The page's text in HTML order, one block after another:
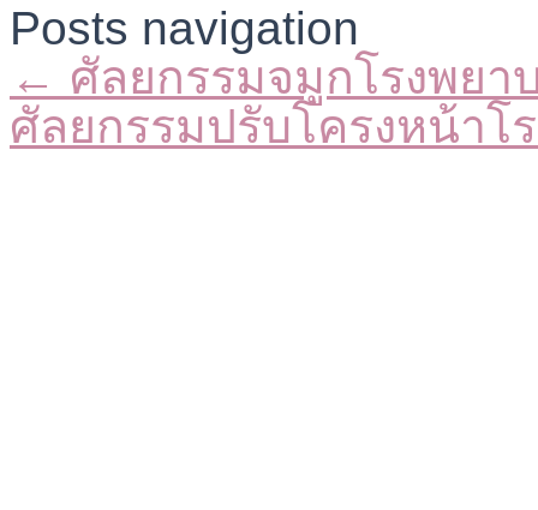
Posts navigation
← ศัลยกรรมจมูกโรงพยา
ศัลยกรรมปรับโครงหน้าโ